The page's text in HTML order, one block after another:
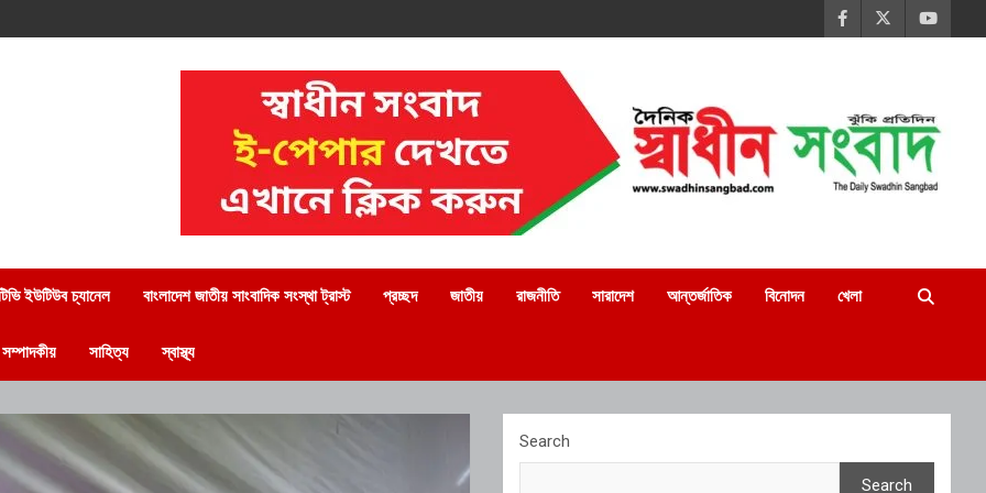
ইউটিউব চ্যানেল বাংলাদেশ জাতীয় সাংবাদিক সংস্থা ট্রাস্ট প্রচ্ছদ জাতীয় রাজনীতি সারাদেশ আন্তর্জাতিক বিনোদন খেলা
সম্পাদকীয় সাহিত্য স্বাস্থ্য
Search
Search